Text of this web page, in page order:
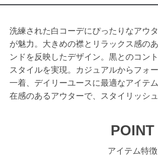
洗練された白コーデにぴったりなアウ
が魅力。大きめの襟とリラックス感の
ンドを反映したデザイン。黒とのコン
スタイルを実現。カジュアルからフォ
一着、デイリーユースに最適なアイテ
在感のあるアウターで、スタイリッシ
POINT
アイテム特徴